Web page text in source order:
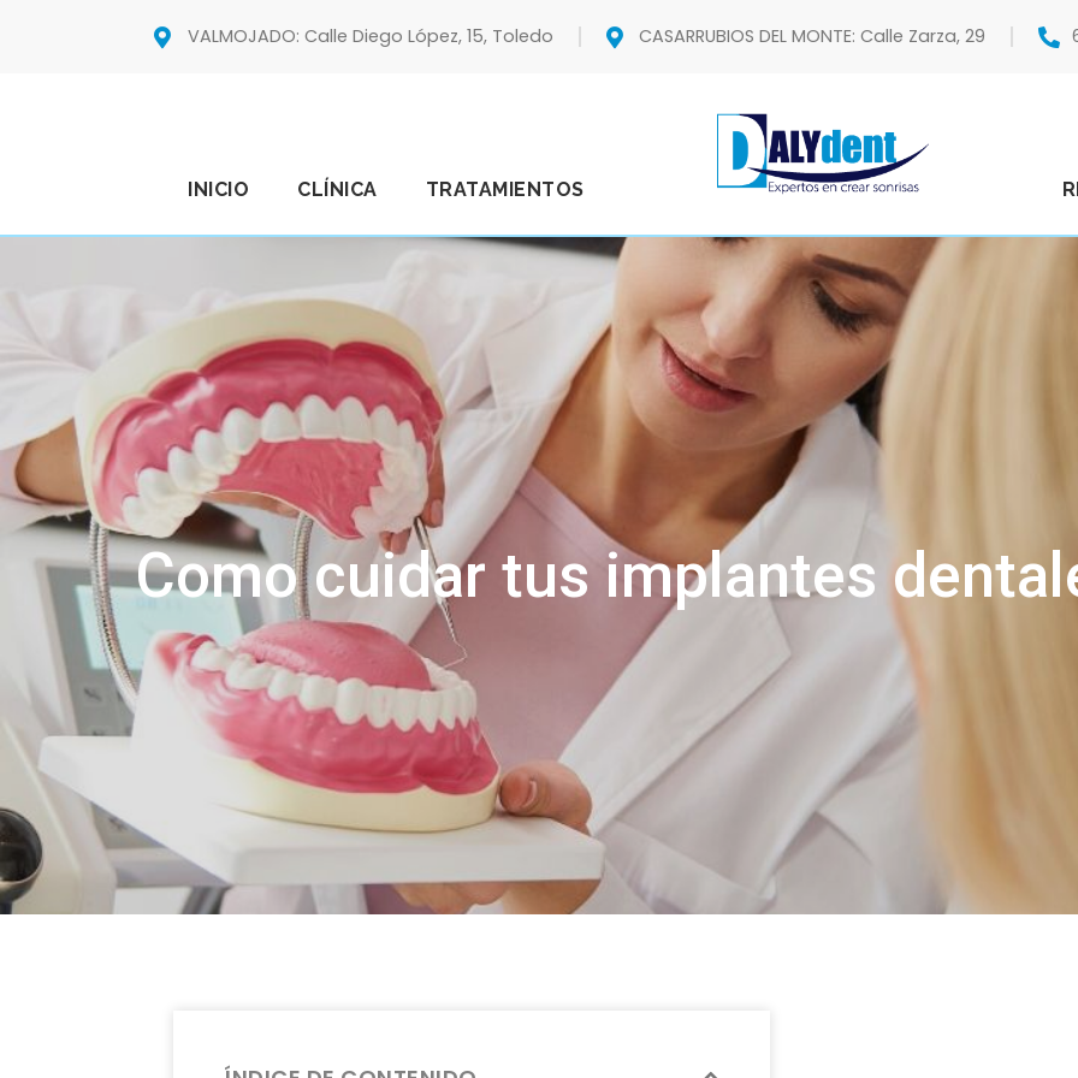
VALMOJADO: Calle Diego López, 15, Toledo CASARRUBIOS DEL MONTE: Calle Zarza, 29
INICIO CLÍNICA TRATAMIENTOS
Como cuidar tus implantes